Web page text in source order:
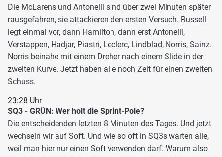
Die McLarens und Antonelli sind über zwei Minuten später
rausgefahren, sie attackieren den ersten Versuch. Russell
legt einmal vor, dann Hamilton, dann erst Antonelli,
Verstappen, Hadjar, Piastri, Leclerc, Lindblad, Norris, Sainz.
Norris beinahe mit einem Dreher nach einem Slide in der
zweiten Kurve. Jetzt haben alle noch Zeit für einen zweiten
Schuss.
23:28 Uhr
SQ3 - GRÜN: Wer holt die Sprint-Pole?
Die entscheidenden letzten 8 Minuten des Tages. Und jetzt
wechseln wir auf Soft. Und wie so oft in SQ3s warten alle,
weil man hier nur einen Soft verwenden darf. Warum also